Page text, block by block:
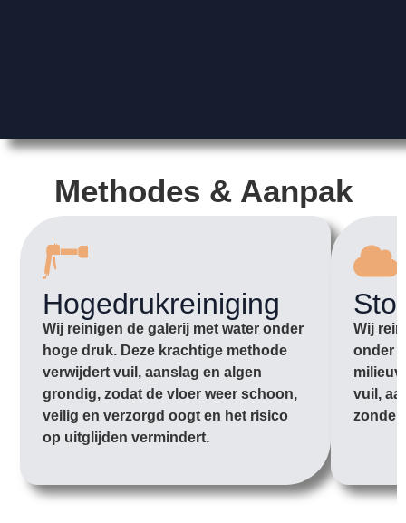
Methodes & Aanpak
Hogedrukreiniging
Wij reinigen de galerij met water onder
hoge druk. Deze krachtige methode
verwijdert vuil, aanslag en algen
grondig, zodat de vloer weer schoon,
veilig en verzorgd oogt en het risico
op uitglijden vermindert.
Wij
onder
vuil,
zonder